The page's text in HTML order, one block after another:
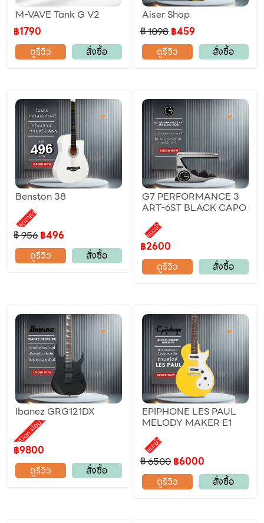
M-VAVE Tank G V2
฿1790
ดูรีวิว
สั่งซื้อ
Aiser Shop
฿ 1098 ฿459
ดูรีวิว
สั่งซื้อ
Benston 38
ลดราคา
฿ 956 ฿496
ดูรีวิว
สั่งซื้อ
G7 PERFORMANCE 3
ART-6ST BLACK CAPO
แนะนำ
฿2600
ดูรีวิว
สั่งซื้อ
Ibanez GRG121DX
Promotion ผ่อน 0%
฿9800
ดูรีวิว
สั่งซื้อ
EPIPHONE LES PAUL
MELODY MAKER E1
แนะนำ
฿ 6500 ฿6000
ดูรีวิว
สั่งซื้อ